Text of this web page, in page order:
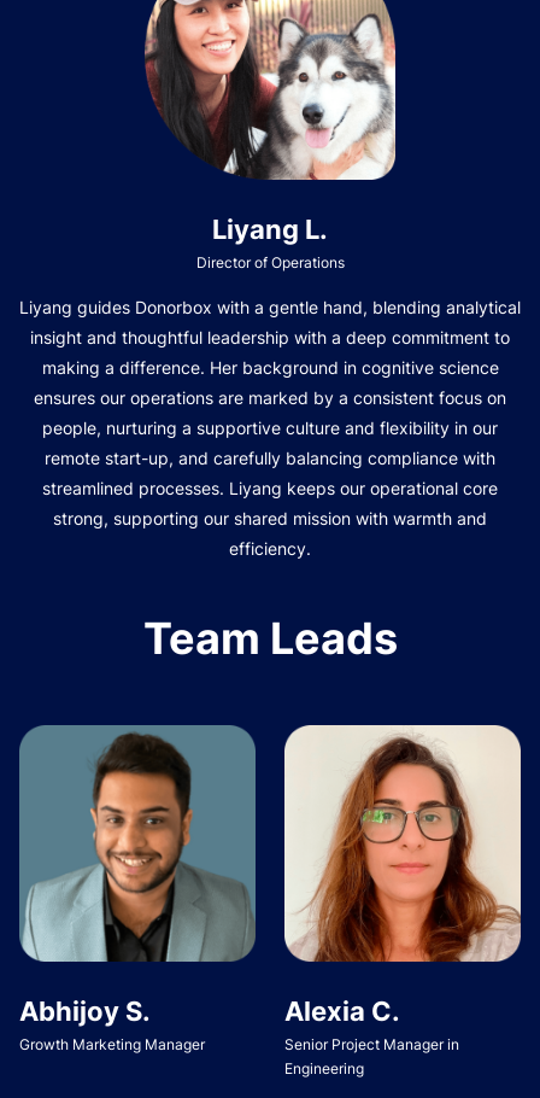
Liyang L.
Director of Operations
Liyang guides Donorbox with a gentle hand, blending analytical
insight and thoughtful leadership with a deep commitment to
making a difference. Her background in cognitive science
ensures our operations are marked by a consistent focus on
people, nurturing a supportive culture and flexibility in our
remote start-up, and carefully balancing compliance with
streamlined processes. Liyang keeps our operational core
strong, supporting our shared mission with warmth and
efficiency.
Team Leads
Abhijoy S.
Growth Marketing Manager
Alexia C.
Senior Project Manager in
Engineering